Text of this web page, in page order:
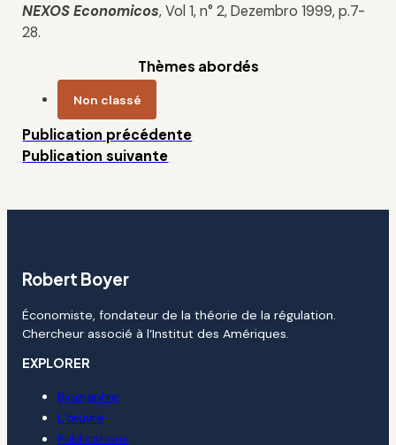
NEXOS Economicos, Vol 1, n° 2, Dezembro 1999, p.7-
28.
Thèmes abordés
Non classé
Publication précédente
Publication suivante
Robert Boyer
Économiste, fondateur de la théorie de la régulation.
Chercheur associé à l’Institut des Amériques.
EXPLORER
Biographie
L’œuvre
Publications